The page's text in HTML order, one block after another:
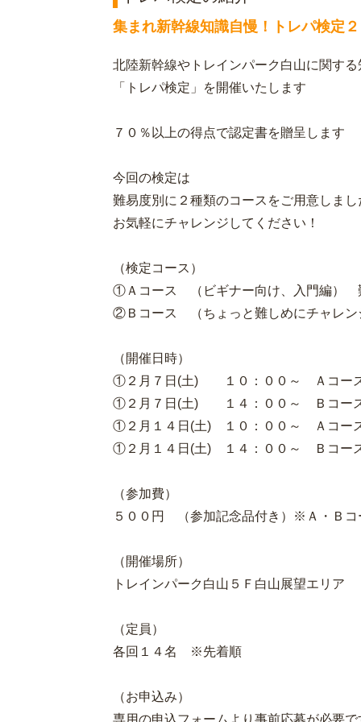
集まれ新幹線知識自慢！トレパ検定２
北陸新幹線やトレインパーク白山に関する
「トレパ検定」を開催いたします
７０％以上の得点で認定書を贈呈します
今回の検定は
難易度別に２種類のコースをご用意しまし
お気軽にチャレンジしてください！
（検定コース）
①Ａコース （ビギナー向け、入門編）
②Ｂコース （ちょっと難しめにチャレン
（開催日時）
①２月７日(土) １０：００～ Ａコー
①２月７日(土) １４：００～ Ｂコー
①２月１４日(土) １０：００～ Ａコー
①２月１４日(土) １４：００～ Ｂコー
（参加費）
５００円 （参加記念品付き）※Ａ・Ｂコ
（開催場所）
トレインパーク白山５Ｆ白山展望エリア
（定員）
各回１４名 ※先着順
（お申込み）
専用の申込フォームより事前応募が必要で